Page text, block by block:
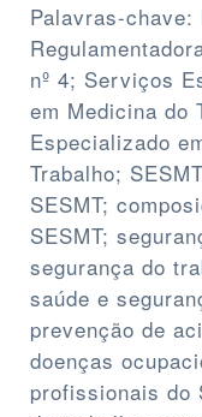
Palavras-
nº 4; Serviços
em Medicina do
Especializado
Trabalho;
SESMT;
SESMT;
segurança do
saúde e
prevenção de
doenças
profissionais do